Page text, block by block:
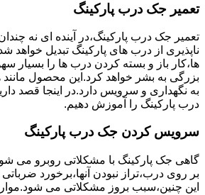
تعمیر جک درب پارکینگ
تعمیر جک درب پارکینگ،در آینده ای نه
ناپذیری از درب های پارکینگ تبدیل خواهد
ها،کار باز و بسته کردن درب ها را
بزرگی به بشر خواهد کرد.این محصول
به نگهداری و سرویس دارد.در اینجا قصد
درب پارکینگ را آموزش دهیم.
سرویس کردن جک درب پارکینگ
گاهی جک پارکینگ با مشکلاتی روبرو می
بر روی درب،تراز نبودن آنها،برخورد
این چنین،سبب بروز مشکلاتی می